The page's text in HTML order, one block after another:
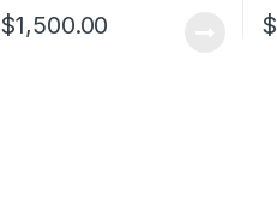
$1,500.00 $